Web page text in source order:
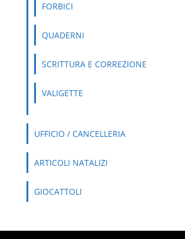
FORBICI
QUADERNI
SCRITTURA E CORREZIONE
VALIGETTE
UFFICIO / CANCELLERIA
ARTICOLI NATALIZI
GIOCATTOLI